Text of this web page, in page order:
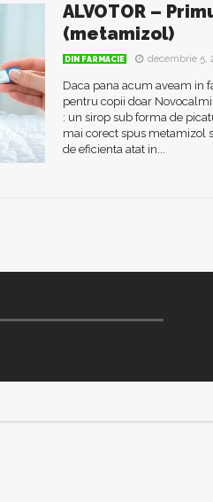
ALVOTOR –
(metamizol)
DIN FARMACIE decembrie 5,
Daca pana acum aveam in
pentru copii doar
: un sirop sub forma de
mai corect spus metamizol
de eficienta atat in...